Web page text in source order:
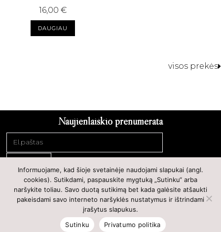
16,00 €
DAUGIAU
visos prekės
Naujienlaiškio prenumerata
Prekių grąžinimasPrivatumo politikaKontaktai
Copyright 2021 ©Dolce Amor Powered byGetspace
Informuojame, kad šioje svetainėje naudojami slapukai (angl.
cookies). Sutikdami, paspauskite mygtuką „Sutinku“ arba
naršykite toliau. Savo duotą sutikimą bet kada galėsite atšaukti
pakeisdami savo interneto naršyklės nustatymus ir ištrindami
įrašytus slapukus.
Sutinku
Privatumo politika